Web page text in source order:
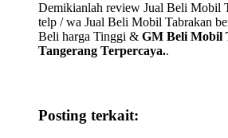
Demikianlah review Jual Beli Mobil
telp / wa Jual Beli Mobil Tabrakan
Beli harga Tinggi & GM Beli Mobil
Tangerang Terpercaya..
Posting terkait: